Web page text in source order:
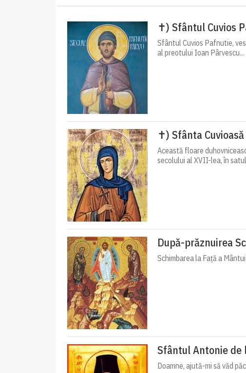
✝) Sfântul Cuvios
Sfântul Cuvios Pafnutie,
al preotului Ioan Pârvescu...
✝) Sfânta
Această floare
secolului al XVII-lea, în
După-prăznuirea
Schimbarea la Față a
Sfântul Antonie de
Doamne, ajută-mi să văd